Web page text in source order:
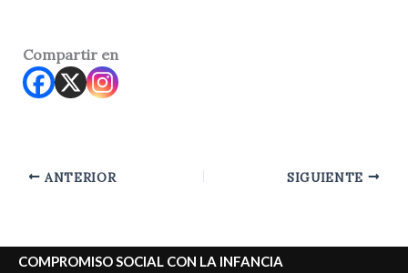
Compartir en
ANTERIOR SIGUIENTE
COMPROMISO SOCIAL CON LA INFANCIA